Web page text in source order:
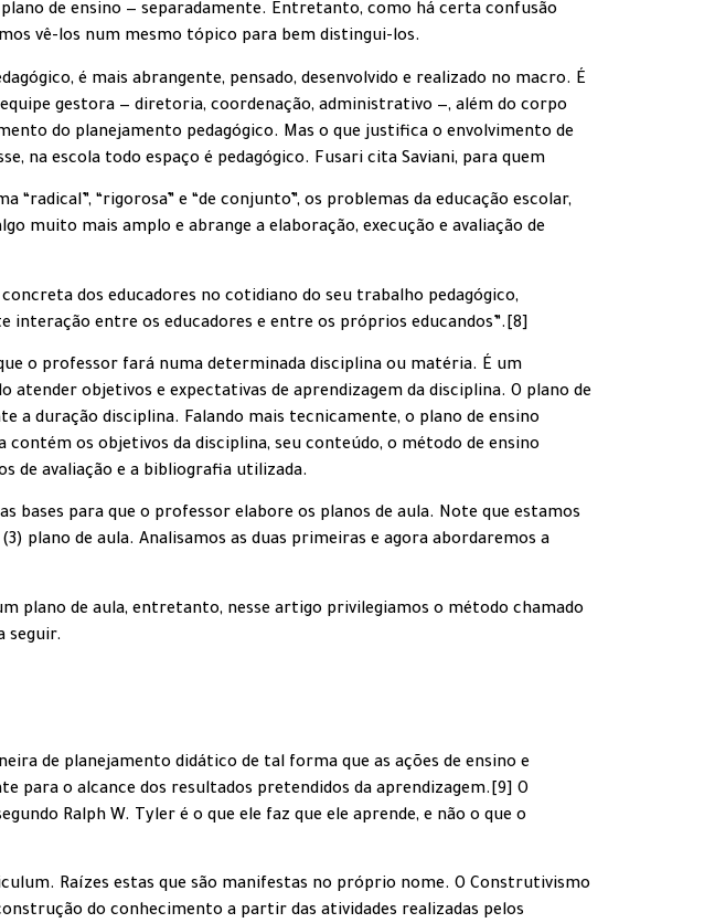
de ensino — separadamente. Entretanto, como há certa confusão
vê-los num mesmo tópico para bem distingui-los.
é mais abrangente, pensado, desenvolvido e realizado no macro. É
gestora — diretoria, coordenação, administrativo —, além do corpo
do planejamento pedagógico. Mas o que justifica o envolvimento de
na escola todo espaço é pedagógico. Fusari cita Saviani, para quem
“rigorosa” e “de conjunto”, os problemas da educação escolar,
muito mais amplo e abrange a elaboração, execução e avaliação de
dos educadores no cotidiano do seu trabalho pedagógico,
interação entre os educadores e entre os próprios educandos”.[8]
o professor fará numa determinada disciplina ou matéria. É um
objetivos e expectativas de aprendizagem da disciplina. O plano de
a duração disciplina. Falando mais tecnicamente, o plano de ensino
os objetivos da disciplina, seu conteúdo, o método de ensino
de avaliação e a bibliografia utilizada.
bases para que o professor elabore os planos de aula. Note que estamos
plano de aula. Analisamos as duas primeiras e agora abordaremos a
plano de aula, entretanto, nesse artigo privilegiamos o método chamado
seguir.
de planejamento didático de tal forma que as ações de ensino e
para o alcance dos resultados pretendidos da aprendizagem.[9] O
Ralph W. Tyler é o que ele faz que ele aprende, e não o que o
Raízes estas que são manifestas no próprio nome. O Construtivismo
do conhecimento a partir das atividades realizadas pelos